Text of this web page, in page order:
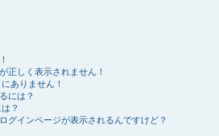
正しく表示されません！
ありません！
には？
？
グインページが表示されるんですけど？